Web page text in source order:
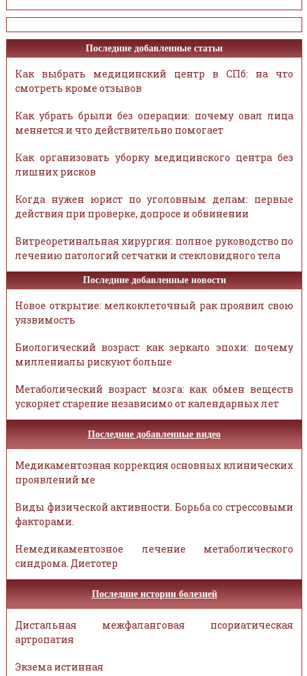
Последние добавленные статьи
Как выбрать медицинский центр в СПб: на что
смотреть кроме отзывов
Как убрать брыли без операции: почему овал лица
меняется и что действительно помогает
Как организовать уборку медицинского центра без
лишних рисков
Когда нужен юрист по уголовным делам: первые
действия при проверке, допросе и обвинении
Витреоретинальная хирургия: полное руководство по
лечению патологий сетчатки и стекловидного тела
Последние добавленные новости
Новое открытие: мелкоклеточный рак проявил свою
уязвимость
Биологический возраст как зеркало эпохи: почему
миллениалы рискуют больше
Метаболический возраст мозга: как обмен веществ
ускоряет старение независимо от календарных лет
Последние добавленные видео
Медикаментозная коррекция основных клинических
проявлений ме
Виды физической активности. Борьба со стрессовыми
факторами.
Немедикаментозное лечение метаболического
синдрома. Диетотер
Последние истории болезней
Дистальная межфаланговая псориатическая
артропатия
Экзема истинная